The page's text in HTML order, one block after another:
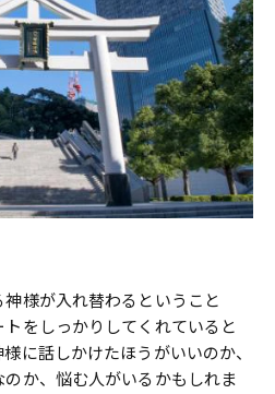
様が入れ替わるということ
をしっかりしてくれていると
に話しかけたほうがいいのか、
か、悩む人がいるかもしれま